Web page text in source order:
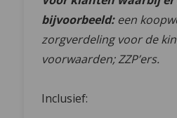
bijvoorbeeld: een
zorgverdeling voor de
voorwaarden; ZZP’ers.
Inclusief: